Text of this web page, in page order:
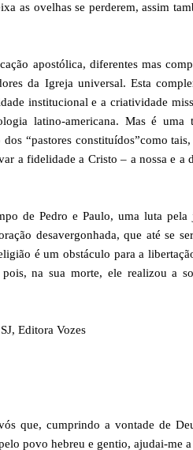
as ovelhas se perderem, assim
apostólica, diferentes mas
da Igreja universal. Esta
institucional e a criatividade
latino-americana. Mas é
“pastores constituídos”como
a fidelidade a Cristo – a nossa e a
de Pedro e Paulo, uma luta
desavergonhada, que até se
é um obstáculo para a
na sua morte, ele realizou a
Editora Vozes
que, cumprindo a vontade de
povo hebreu e gentio, ajudai-me